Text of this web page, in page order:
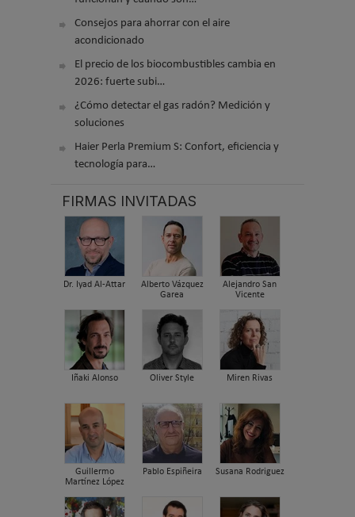
Consejos para ahorrar con el aire
acondicionado
El precio de los biocombustibles cambia en
2026: fuerte subi…
¿Cómo detectar el gas radón? Medición y
soluciones
Haier Perla Premium S: Confort, eficiencia y
tecnología para…
FIRMAS INVITADAS
Dr. Iyad Al-Attar
Alberto Vázquez
Garea
Alejandro San
Vicente
Iñaki Alonso Oliver Style Miren Rivas
Guillermo
Martínez López
Pablo Espiñeira Susana Rodriguez